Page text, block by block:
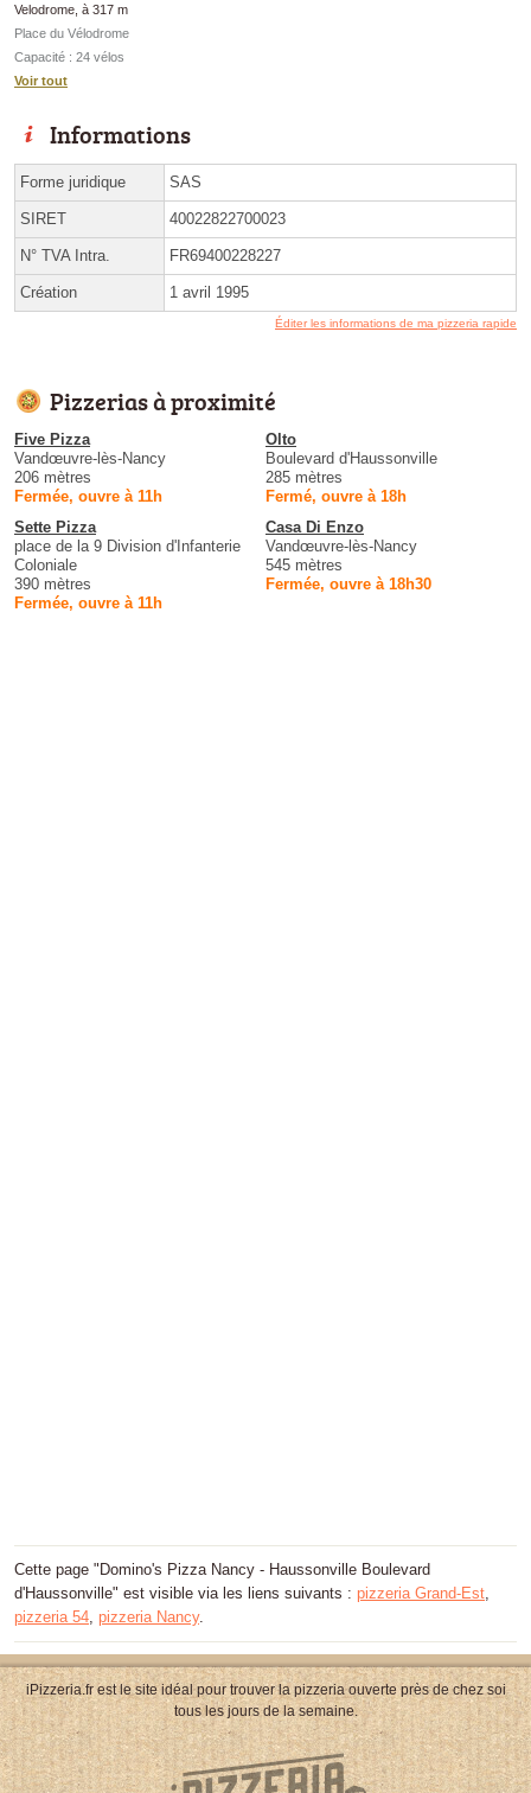
Velodrome, à 317 m
Place du Vélodrome
Capacité : 24 vélos
Voir tout
Informations
Forme juridique SAS
SIRET 40022822700023
N° TVA Intra. FR69400228227
Création 1 avril 1995
Éditer les informations de ma pizzeria rapide
Pizzerias à proximité
Five Pizza
Vandœuvre-lès-Nancy
206 mètres
Fermée, ouvre à 11h
Olto
Boulevard d'Haussonville
285 mètres
Fermé, ouvre à 18h
Sette Pizza
place de la 9 Division d'Infanterie
Coloniale
390 mètres
Fermée, ouvre à 11h
Casa Di Enzo
Vandœuvre-lès-Nancy
545 mètres
Fermée, ouvre à 18h30
Cette page "Domino's Pizza Nancy - Haussonville Boulevard
d'Haussonville" est visible via les liens suivants : pizzeria Grand-Est
pizzeria 54 pizzeria Nancy.
iPizzeria.fr est le site idéal pour trouver la pizzeria ouverte près de chez soi
tous les jours de la semaine.